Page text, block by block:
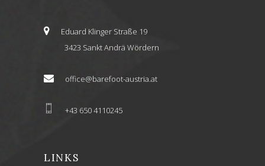
Eduard Klinger Straße 19
3423 Sankt Andrä Wördern
office@barefoot-austria.at
+43 650 4110245
LINKS